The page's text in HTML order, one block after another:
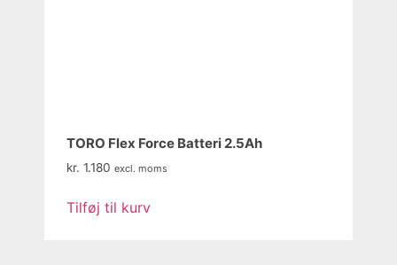
TORO Flex Force Batteri 2.5Ah
kr. 1.180 excl. moms
Tilføj til kurv